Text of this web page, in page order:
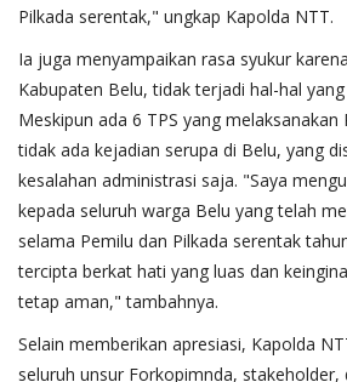
Pilkada serentak," ungkap Kapolda NTT.
Ia juga menyampaikan rasa syukur
Kabupaten Belu, tidak terjadi hal-hal
Meskipun ada 6 TPS yang melaksanakan
tidak ada kejadian serupa di Belu, yang
kesalahan administrasi saja. "Saya
kepada seluruh warga Belu yang telah
selama Pemilu dan Pilkada serentak
tercipta berkat hati yang luas dan
tetap aman," tambahnya.
Selain memberikan apresiasi, Kapolda
seluruh unsur Forkopimnda, stakeholder,